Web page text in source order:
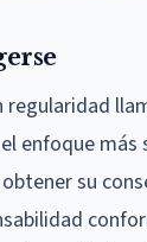
regularidad
enfoque más
su